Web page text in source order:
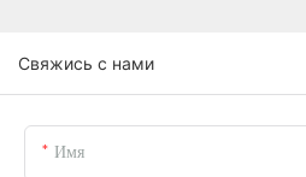
Свяжись с нами
Имя